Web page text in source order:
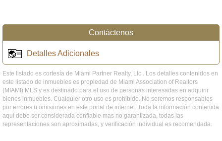
Contáctenos
Detalles Adicionales
Este listado es cortesía de Miami Partner Realty, Llc . Los detalles contenidos en
este listado de inmuebles es propiedad de Miami Association of Realtors
(MIAMI) MLS y es destinado para el uso de personas interesadas en adquirir
bienes inmuebles. Cualquier otro uso es prohibido. No seremos responsables
por errores u omisiones en este portal de internet. Toda la información contenida
aquí debe ser considerada confiable mas no garantizada, todas las
representaciones son aproximadas, y verificación individual es recomendada.